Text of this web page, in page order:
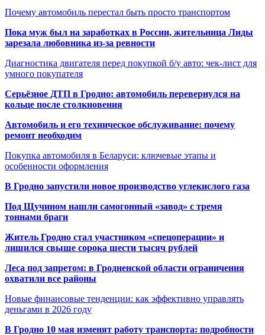
Почему автомобиль перестал быть просто транспортом
Пока муж был на заработках в России, жительница Лиды
зарезала любовника из-за ревности
Диагностика двигателя перед покупкой б/у авто: чек-лист для
умного покупателя
Серьёзное ДТП в Гродно: автомобиль перевернулся на
кольце после столкновения
Автомобиль и его техническое обслуживание: почему
ремонт необходим
Покупка автомобиля в Беларуси: ключевые этапы и
особенности оформления
В Гродно запустили новое производство углекислого газа
Под Щучином нашли самогонный «завод» с тремя
тоннами браги
Житель Гродно стал участником «спецоперации» и
лишился свыше сорока шести тысяч рублей
Леса под запретом: в Гродненской области ограничения
охватили все районы
Новые финансовые тенденции: как эффективно управлять
деньгами в 2026 году
В Гродно 10 мая изменят работу транспорта: подробности